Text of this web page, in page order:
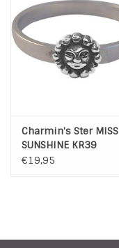
Zonnebrillen
Fashion
Charmin*s
Charmin's Ster MISS
SUNSHINE KR39
€19,95